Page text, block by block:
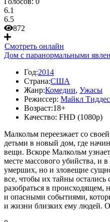
6.1
6.5
872
Смотреть онлайн
Дом с паранормальными
Год:2014
Страна:США
Жанр:Комедии, Ужасы
Режиссер: Майкл Тиддес
Возраст:18+
Качество: FHD (1080p)
Малкольм переезжает со
детьми в новый дом, где
вещи. Вскоре Малкольм
месте массового убийства, и
умерших, но и зловещие
все, чтобы их тайны
разобраться в происходящем,
и опасными событиями,
и жизни близких ему людей.